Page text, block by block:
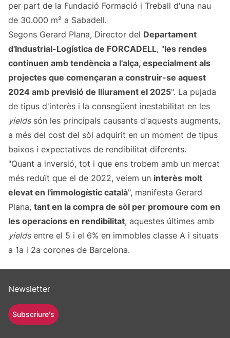
per part de la Fundació Formació i Treball d'una nau
de 30.000 m² a Sabadell.
Segons Gerard Plana, Director del Departament
d'Industrial-Logística de FORCADELL, "les rendes
continuen amb tendència a l'alça, especialment als
projectes que començaran a construir-se aquest
2024 amb previsió de lliurament el 2025". La pujada
de tipus d'interès i la consegüent inestabilitat en les
yieldssón les principals causants d'aquests augments,
a més del cost del sòl adquirit en un moment de tipus
baixos i expectatives de rendibilitat diferents.
"Quant a inversió, tot i que ens trobem amb un mercat
més reduït que el de 2022, veiem un interès molt
elevat en l'immologístic català", manifesta Gerard
Plana, tant en la compra de sòl per promoure com en
les operacions en rendibilitat, aquestes últimes amb
yieldsentre el 5 i el 6% en immobles classe A i situats
a 1a i 2a corones de Barcelona.
Newsletter
Subscriure's